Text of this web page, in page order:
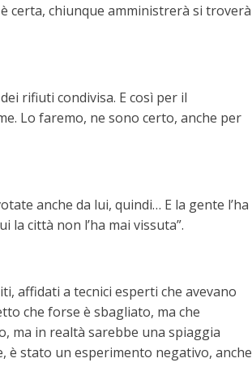
certa, chiunque amministrerà si troverà
rifiuti condivisa. E così per il
Lo faremo, ne sono certo, anche per
anche da lui, quindi… E la gente l’ha
la città non l’ha mai vissuta”.
affidati a tecnici esperti che avevano
che forse è sbagliato, ma che
ma in realtà sarebbe una spiaggia
è stato un esperimento negativo, anche